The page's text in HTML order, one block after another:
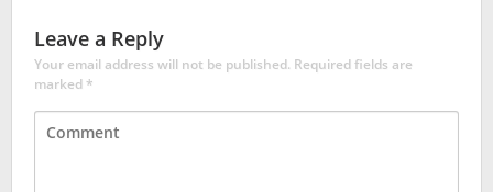
Leave a Reply
Your email address will not be published. Required fields are
marked*